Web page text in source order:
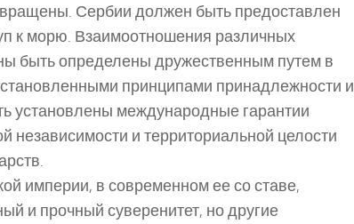
Сербии должен быть предоставлен
к морю. Взаимоотношения различных
быть определены дружественным путем в
принципами принадлежности и
установлены международные гарантии
независимости и территориальной целости
империи, в современном ее со ставе,
и прочный суверенитет, но другие